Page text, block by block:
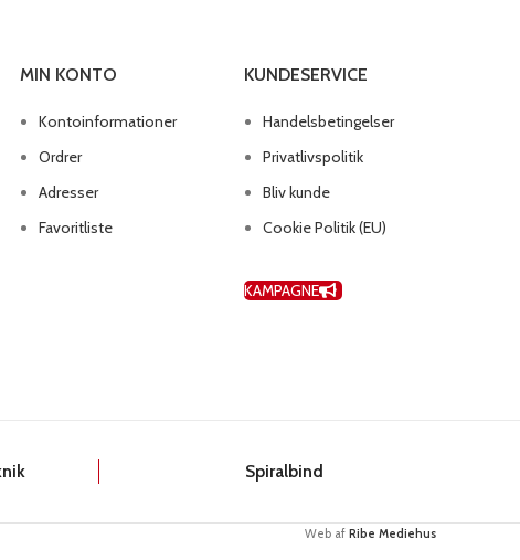
MIN KONTO
Kontoinformationer
Ordrer
Adresser
Favoritliste
KUNDESERVICE
Handelsbetingelser
Privatlivspolitik
Bliv kunde
Cookie Politik (EU)
KAMPAGNE
Spiralbind
Web af Ribe Mediehus